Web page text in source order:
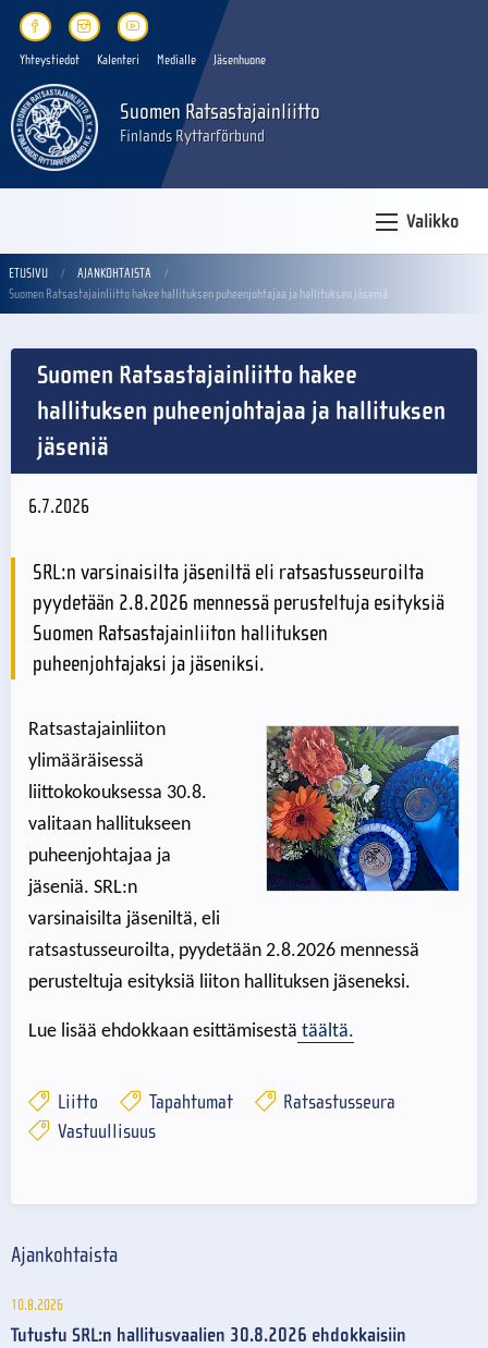
Yhteystiedot Kalenteri Medialle Jäsenhuone
Suomen Ratsastajainliitto
Finlands Ryttarförbund
Valikko
ETUSIVU
AJANKOHTAISTA
Suomen Ratsastajainliitto hakee hallituksen puheenjohtajaa ja hallituksen jäseniä
Suomen Ratsastajainliitto hakee
hallituksen puheenjohtajaa ja hallituksen
jäseniä
6.7.2026
SRL:n varsinaisilta jäseniltä eli ratsastusseuroilta
pyydetään 2.8.2026 mennessä perusteltuja esityksiä
Suomen Ratsastajainliiton hallituksen
puheenjohtajaksi ja jäseniksi.
Ratsastajainliiton
ylimääräisessä
liittokokouksessa 30.8.
valitaan hallitukseen
puheenjohtajaa ja
jäseniä. SRL:n
varsinaisilta jäseniltä, eli
ratsastusseuroilta, pyydetään 2.8.2026 mennessä
perusteltuja esityksiä liiton hallituksen jäseneksi.
Lue lisää ehdokkaan esittämisestä täältä.
Liitto Tapahtumat
Ratsastusseura
Vastuullisuus
Ajankohtaista
10.8.2026
Tutustu SRL:n hallitusvaalien 30.8.2026 ehdokkaisiin